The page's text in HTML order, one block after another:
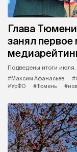
Глава
занял первое
Подведены итоги июля.
#Максим Афанасьев
#УрФО
#Тюмень